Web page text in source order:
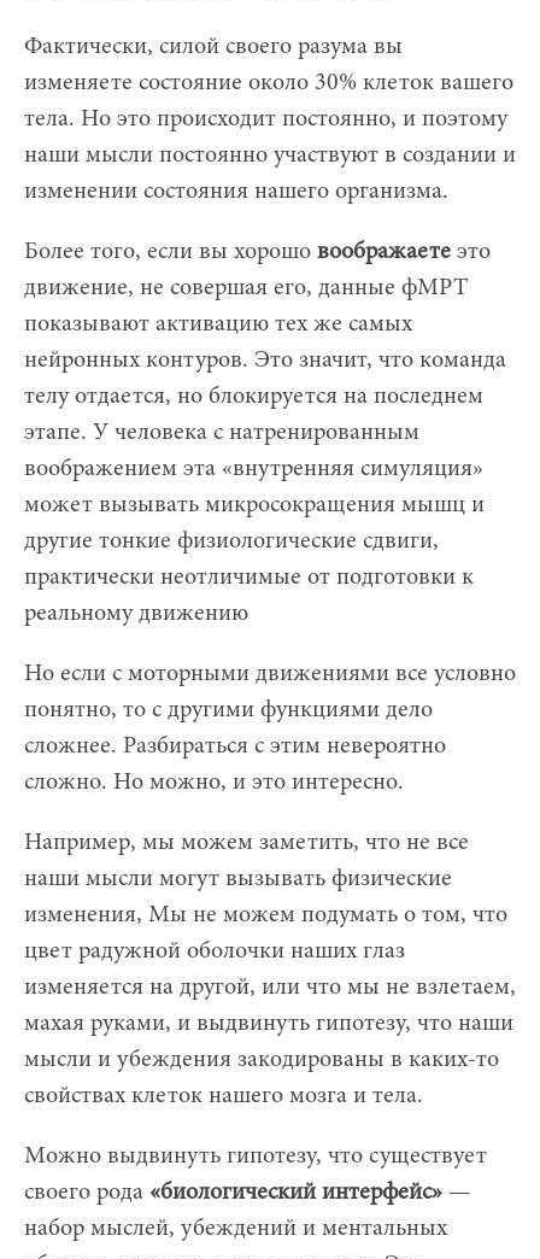
Фактически, силой своего разума вы
изменяете состояние около 30% клеток вашего
тела. Но это происходит постоянно, и поэтому
наши мысли постоянно участвуют в создании и
изменении состояния нашего организма.
Более того, если вы хорошо воображаете это
движение, не совершая его, данные фМРТ
показывают активацию тех же самых
нейронных контуров. Это значит, что команда
телу отдается, но блокируется на последнем
этапе. У человека с натренированным
воображением эта «внутренняя симуляция»
может вызывать микросокращения мышц и
другие тонкие физиологические сдвиги,
практически неотличимые от подготовки к
реальному движению
Но если с моторными движениями все условно
понятно, то с другими функциями дело
сложнее. Разбираться с этим невероятно
сложно. Но можно, и это интересно.
Например, мы можем заметить, что не все
наши мысли могут вызывать физические
изменения, Мы не можем подумать о том, что
цвет радужной оболочки наших глаз
изменяется на другой, или что мы не взлетаем,
махая руками, и выдвинуть гипотезу, что наши
мысли и убеждения закодированы в каких-то
свойствах клеток нашего мозга и тела.
Можно выдвинуть гипотезу, что существует
своего рода «биологический интерфейс» —
набор мыслей, убеждений и ментальных